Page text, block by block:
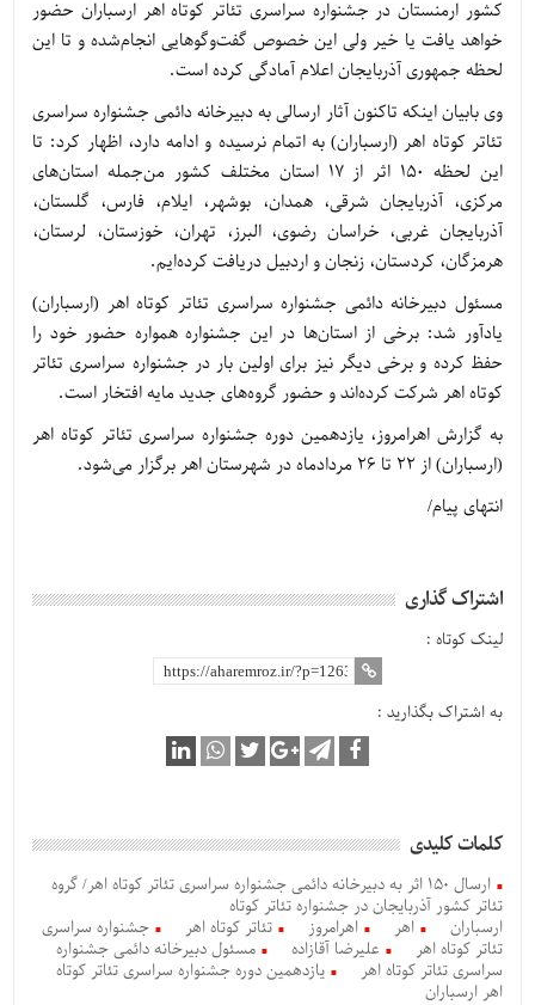
کشور ارمنستان در جشنواره سراسری تئاتر کوتاه اهر ارسباران حضور
خواهد یافت یا خیر ولی این خصوص گفت‌وگوهایی انجام‌شده و تا این
لحظه جمهوری آذربایجان اعلام آمادگی کرده است.
وی بابیان اینکه تاکنون آثار ارسالی به دبیرخانه دائمی جشنواره سراسری
تئاتر کوتاه اهر (ارسباران) به اتمام نرسیده و ادامه دارد، اظهار کرد: تا
این لحظه 150 اثر از 17 استان مختلف کشور من‌جمله استان‌های
مرکزی، آذربایجان شرقی، همدان، بوشهر، ایلام، فارس، گلستان،
آذربایجان غربی، خراسان رضوی، البرز، تهران، خوزستان، لرستان،
هرمزگان، کردستان، زنجان و اردبیل دریافت کرده‌ایم.
مسئول دبیرخانه دائمی جشنواره سراسری تئاتر کوتاه اهر (ارسباران)
یادآور شد: برخی از استان‌ها در این جشنواره همواره حضور خود را
حفظ کرده و برخی دیگر نیز برای اولین بار در جشنواره سراسری تئاتر
کوتاه اهر شرکت کرده‌اند و حضور گروه‌های جدید مایه افتخار است.
به گزارش اهرامروز، یازدهمین دوره جشنواره سراسری تئاتر کوتاه اهر
(ارسباران) از 22 تا 26 مردادماه در شهرستان اهر برگزار می‌شود.
انتهای پیام/
اشتراک گذاری
لینک کوتاه :
به اشتراک بگذارید :
کلمات کلیدی
ارسال ۱۵۰ اثر به دبیرخانه دائمی جشنواره سراسری تئاتر کوتاه اهر/ گروه
تئاتر کشور آذربایجان در جشنواره تئاتر کوتاه
ارسباران
اهر اهرامروز تئاتر کوتاه اهر
جشنواره سراسری
تئاتر کوتاه اهر
علیرضا آقازاده
مسئول دبیرخانه دائمی جشنواره
سراسری تئاتر کوتاه اهر
یازدهمین دوره جشنواره سراسری تئاتر کوتاه
اهر ارسباران